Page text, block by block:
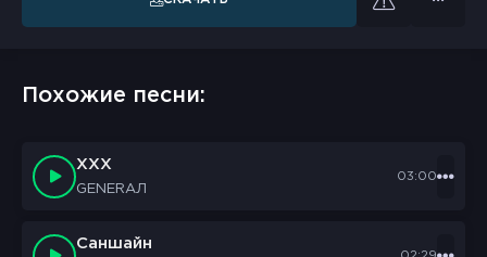
Похожие песни:
ХХХ
GENERAЛ
03:00
Саншайн